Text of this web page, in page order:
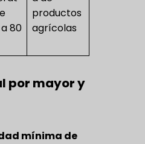
a 80
productos
agrícolas
por mayor y
mínima de